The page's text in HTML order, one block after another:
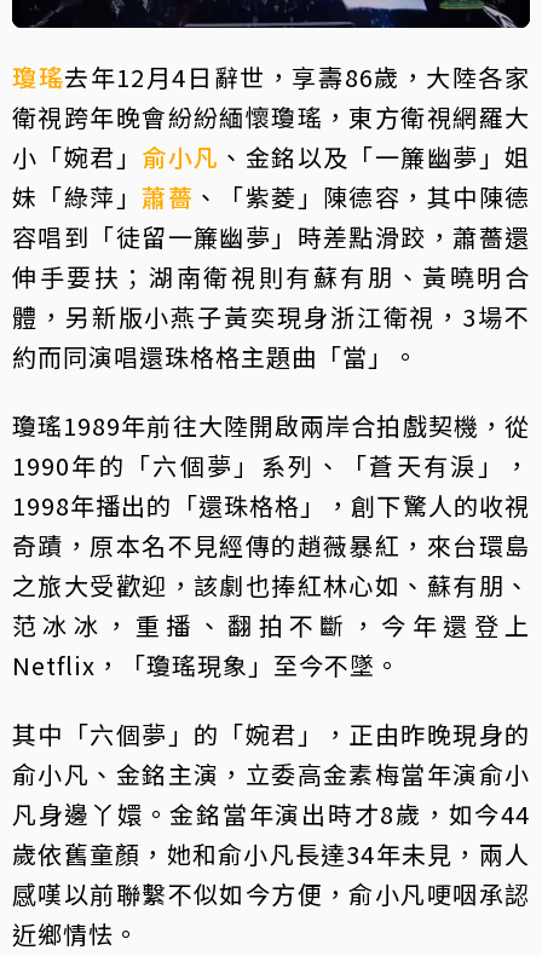
瓊瑤去年12月4日辭世，享壽86歲，大陸各家
衛視跨年晚會紛紛緬懷瓊瑤，東方衛視網羅大
小「婉君」 俞小凡 、金銘以及「一簾幽夢」姐
妹「綠萍」蕭薔 、「紫菱」陳德容，其中陳德
容唱到「徒留一簾幽夢」時差點滑跤，蕭薔還
伸手要扶；湖南衛視則有蘇有朋、黃曉明合
體，另新版小燕子黃奕現身浙江衛視，3場不
約而同演唱還珠格格主題曲「當」。
瓊瑤1989年前往大陸開啟兩岸合拍戲契機，從
1990年的「六個夢」系列、「蒼天有淚」，
1998年播出的「還珠格格」，創下驚人的收視
奇蹟，原本名不見經傳的趙薇暴紅，來台環島
之旅大受歡迎，該劇也捧紅林心如、蘇有朋、
范冰冰，重播、翻拍不斷，今年還登上
Netflix，「瓊瑤現象」至今不墜。
其中「六個夢」的「婉君」，正由昨晚現身的
俞小凡、金銘主演，立委高金素梅當年演俞小
凡身邊丫嬛。金銘當年演出時才8歲，如今44
歲依舊童顏，她和俞小凡長達34年未見，兩人
感嘆以前聯繫不似如今方便，俞小凡哽咽承認
近鄉情怯。